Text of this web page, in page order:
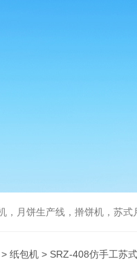
饼生产线，擀饼机，苏式月饼机，
纸包机 > SRZ-408仿手工苏